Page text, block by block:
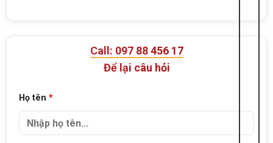
Call: 097 88 456 17
Để lại câu hỏi
Họ tên *